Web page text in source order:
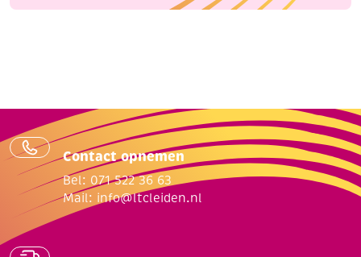
Contact opnemen
Bel: 071 522 36 63
Mail: info@ltcleiden.nl